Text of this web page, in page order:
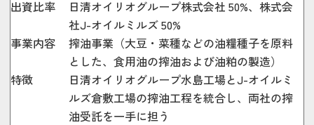
出資比率
日清オイリオグループ株式会社 50%、株式会
社J-オイルミルズ 50%
事業内容
搾油事業（大豆・菜種などの油糧種子を原料
とした、食用油の搾油および油粕の製造）
特徴
日清オイリオグループ水島工場とJ-オイルミ
ルズ倉敷工場の搾油工程を統合し、両社の搾
油受託を一手に担う